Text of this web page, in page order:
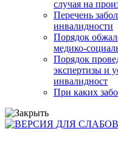
случая на
Перечень
инвалидности
Порядок
медико-
Порядок
экспертизы и
инвалидност
При каких